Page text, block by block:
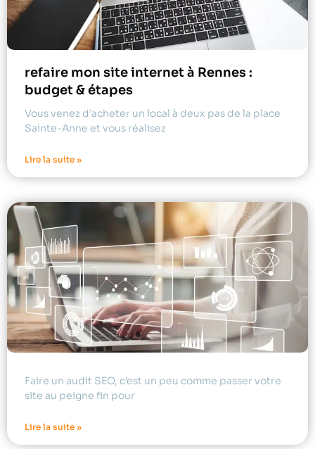
refaire mon site internet à Rennes :
budget & étapes
Vous venez d’acheter un local à deux pas de la place
Sainte-Anne et vous réalisez
Lire la suite »
Faire un audit SEO, c’est un peu comme passer votre
site au peigne fin pour
Lire la suite »